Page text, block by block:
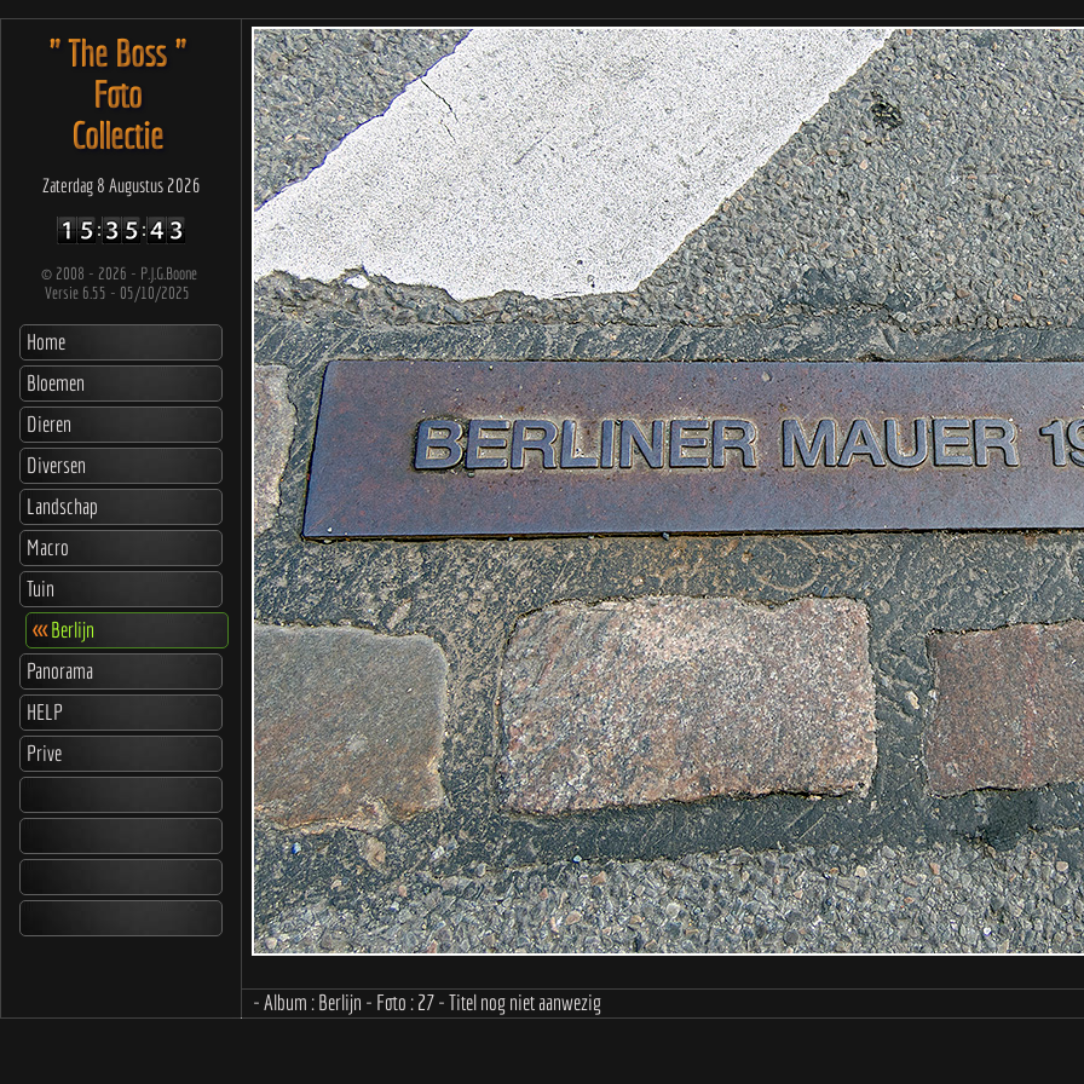
" The Boss "
Foto
Collectie
Zaterdag 8 Augustus 2026
© 2008 - 2026 - P.J.G.Boone
Versie 6.55 - 05/10/2025
Home
Bloemen
Dieren
Diversen
Landschap
Macro
Tuin
<<<Berlijn
Panorama
HELP
Prive
- Album : Berlijn - Foto : 27 - Titel nog niet aanwezig